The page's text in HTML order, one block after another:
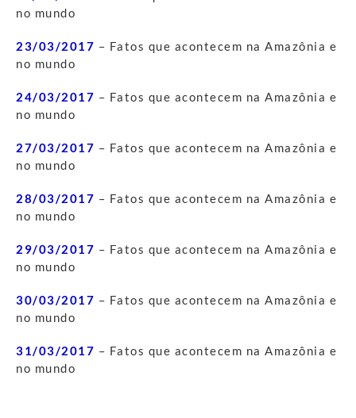
no mundo
23/03/2017 – Fatos que acontecem na Amazônia e
no mundo
24/03/2017 – Fatos que acontecem na Amazônia e
no mundo
27/03/2017 – Fatos que acontecem na Amazônia e
no mundo
28/03/2017 – Fatos que acontecem na Amazônia e
no mundo
29/03/2017 – Fatos que acontecem na Amazônia e
no mundo
30/03/2017 – Fatos que acontecem na Amazônia e
no mundo
31/03/2017 – Fatos que acontecem na Amazônia e
no mundo